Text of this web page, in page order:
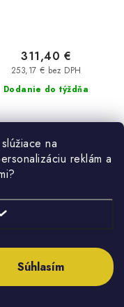
na
reklám a
Súhlasím
Dodanie do týždňa
253,17 € bez DPH
311,40 €